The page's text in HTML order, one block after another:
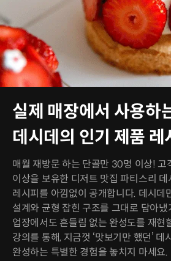
실제 매장에서 사용하
데시데의 인기 제품 레
매월 재방문 하는 단골만 30명 이상! 고
이상을 보유한 디저트 맛집 파티스리
레시피를 아낌없이 공개합니다. 데시데
설계와 균형 잡힌 구조를 그대로 담아
업장에서도 흔들림 없는 완성도를 재현
강의를 통해, 지금껏 ‘맛보기만 했던’ 데
완성하는 특별한 경험을 놓치지 마세요.